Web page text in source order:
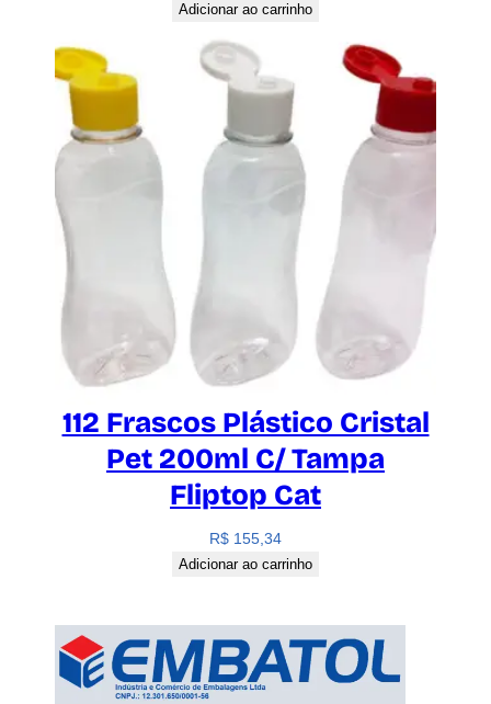
Adicionar ao carrinho
112 Frascos Plástico Cristal
Pet 200ml C/ Tampa
Fliptop Cat
R$ 155,34
Adicionar ao carrinho